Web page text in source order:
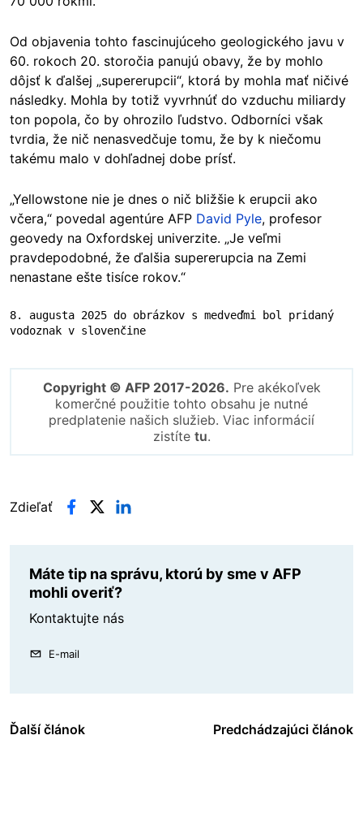
Od objavenia tohto fascinujúceho geologického javu v
60. rokoch 20. storočia panujú obavy, že by mohlo
dôjsť k ďalšej „supererupcii“, ktorá by mohla mať ničivé
následky. Mohla by totiž vyvrhnúť do vzduchu miliardy
ton popola, čo by ohrozilo ľudstvo. Odborníci však
tvrdia, že nič nenasvedčuje tomu, že by k niečomu
takému malo v dohľadnej dobe prísť.
„Yellowstone nie je dnes o nič bližšie k erupcii ako
včera,“ povedal agentúre AFP David Pyle, profesor
geovedy na Oxfordskej univerzite. „Je veľmi
pravdepodobné, že ďalšia supererupcia na Zemi
nenastane ešte tisíce rokov.“
8. augusta 2025 do obrázkov s medveďmi bol pridaný
vodoznak v slovenčine
Copyright © AFP 2017-2026. Pre akékoľvek
komerčné použitie tohto obsahu je nutné
predplatenie našich služieb. Viac informácií
zistíte tu.
Zdieľať
Máte tip na správu, ktorú by sme v AFP
mohli overiť?
Kontaktujte nás
E-mail
Ďalší článok Predchádzajúci článok